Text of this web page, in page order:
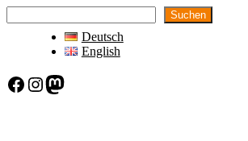
Suchen
Deutsch
English
Facebook Instagram Mastodon